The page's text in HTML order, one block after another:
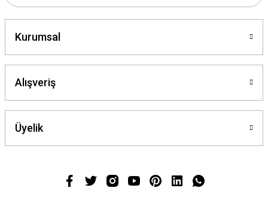
Kurumsal
Alışveriş
Üyelik